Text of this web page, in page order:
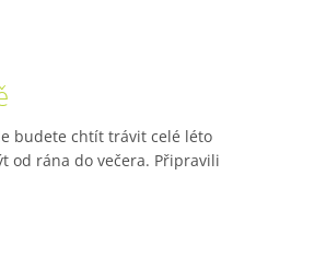
budete chtít trávit celé léto
od rána do večera. Připravili